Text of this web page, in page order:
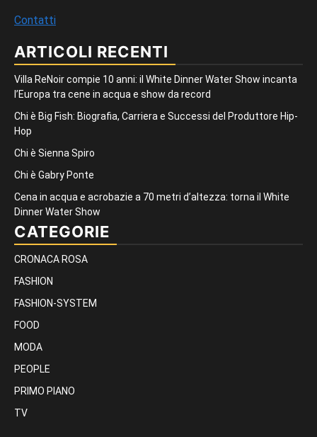
Contatti
ARTICOLI RECENTI
Villa ReNoir compie 10 anni: il White Dinner Water Show incanta
l’Europa tra cene in acqua e show da record
Chi è Big Fish: Biografia, Carriera e Successi del Produttore Hip-
Hop
Chi è Sienna Spiro
Chi è Gabry Ponte
Cena in acqua e acrobazie a 70 metri d’altezza: torna il White
Dinner Water Show
CATEGORIE
CRONACA ROSA
FASHION
FASHION-SYSTEM
FOOD
MODA
PEOPLE
PRIMO PIANO
TV